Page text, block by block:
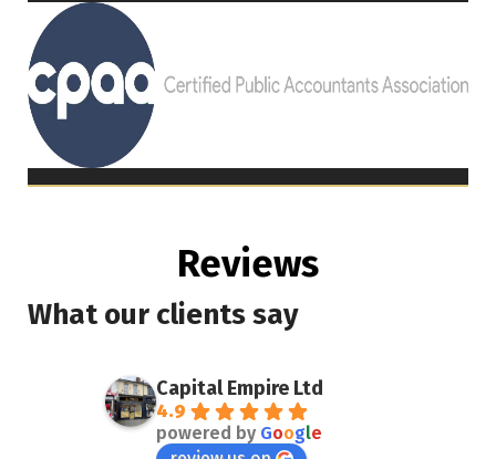
Reviews
What our clients say
Capital Empire Ltd
4.9
powered by Google